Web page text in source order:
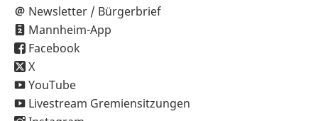
Newsletter / Bürgerbrief
Mannheim-App
Facebook
X
YouTube
Livestream Gremiensitzungen